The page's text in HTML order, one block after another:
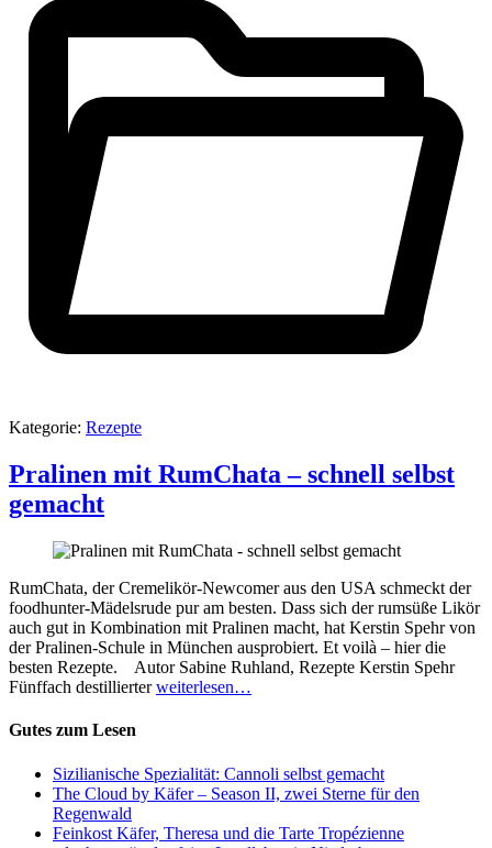
Kategorie: Rezepte
Pralinen mit RumChata – schnell selbst
gemacht
RumChata, der Cremelikör-Newcomer aus den USA schmeckt der
foodhunter-Mädelsrude pur am besten. Dass sich der rumsüße Likör
auch gut in Kombination mit Pralinen macht, hat Kerstin Spehr von
der Pralinen-Schule in München ausprobiert. Et voilà – hier die
besten Rezepte. Autor Sabine Ruhland, Rezepte Kerstin Spehr
Fünffach destillierterweiterlesen…
Gutes zum Lesen
Sizilianische Spezialität: Cannoli selbst gemacht
The Cloud by Käfer – Season II, zwei Sterne für den
Regenwald
Feinkost Käfer, Theresa und die Tarte Tropézienne